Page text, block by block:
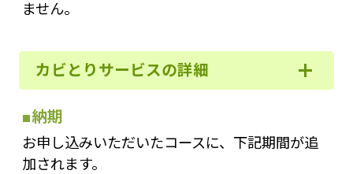
ません。
カビとりサービスの詳細
■納期
お申し込みいただいたコースに、下記期間が追
加されます。